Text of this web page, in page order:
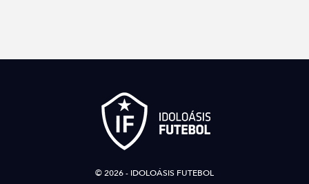
© 2026 - IDOLOÁSIS FUTEBOL